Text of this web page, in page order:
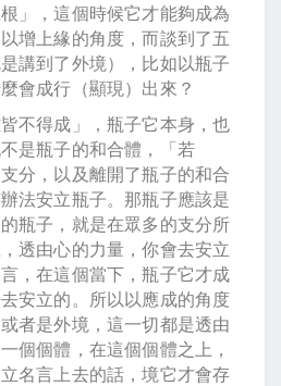
」，這個時候它才能夠成為
增上緣的角度，而談到了五
講到了外境），比如以瓶子
會成行（顯現）出來？
不得成」，瓶子它本身，也
是瓶子的和合體，「若
分，以及離開了瓶子的和合
法安立瓶子。那瓶子應該是
瓶子，就是在眾多的支分所
透由心的力量，你會去安立
，在這個當下，瓶子它才成
安立的。所以以應成的角度
者是外境，這一切都是透由
個個體，在這個個體之上，
名言上去的話，境它才會存